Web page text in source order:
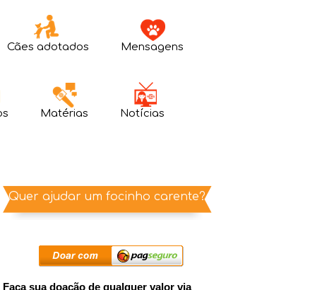
Cães adotados Mensagens
Matérias Notícias
Quer ajudar um focinho carente?
Faça sua doação de qualquer valor via